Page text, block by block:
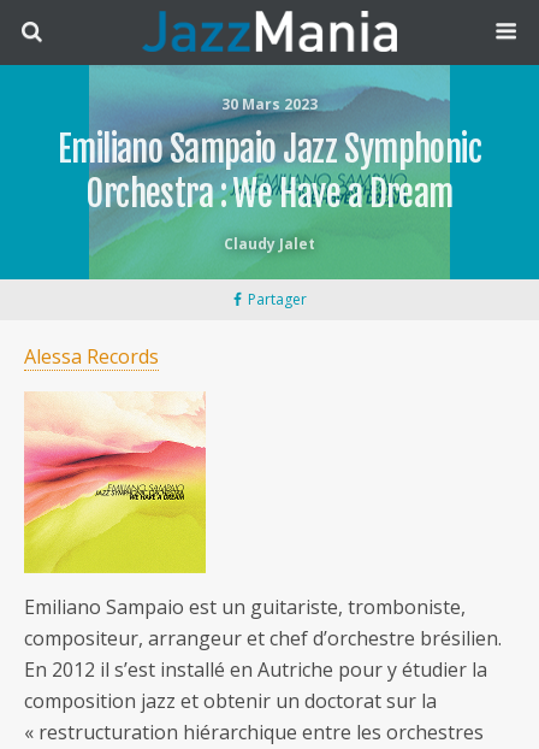
30 Mars 2023
Emiliano Sampaio Jazz Symphonic
Orchestra : We Have a Dream
Claudy Jalet
Partager
Alessa Records
Emiliano Sampaio est un guitariste, tromboniste,
compositeur, arrangeur et chef d’orchestre brésilien.
En 2012 il s’est installé en Autriche pour y étudier la
composition jazz et obtenir un doctorat sur la
« restructuration hiérarchique entre les orchestres